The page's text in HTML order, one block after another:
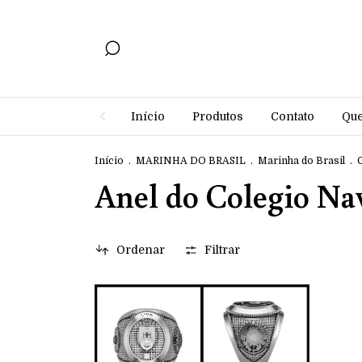
Início Produtos Contato
Início . MARINHA DO BRASIL . Marinha do Brasil .
Anel do Colegio
Ordenar Filtrar